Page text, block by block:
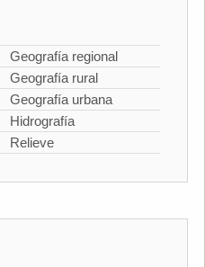
Geografía regional
Geografía rural
Geografía urbana
Hidrografía
Relieve